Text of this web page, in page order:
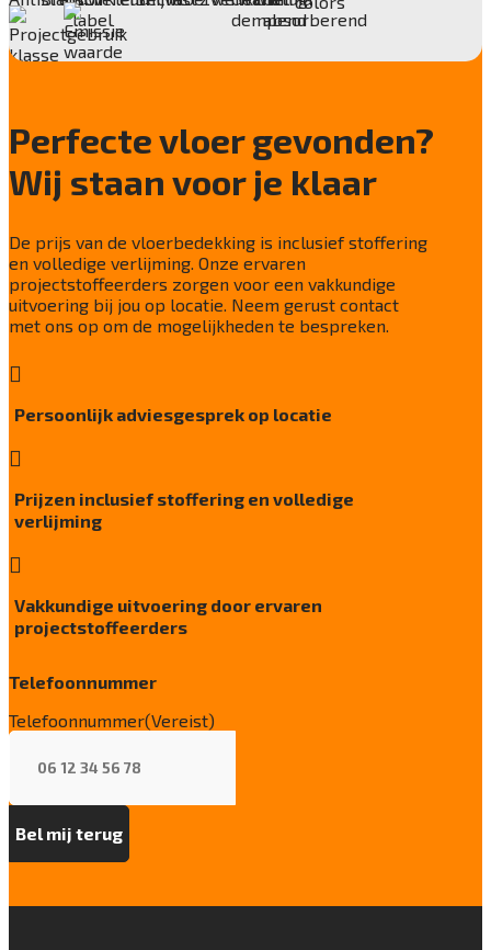
Deling
1/10"
Totaal gwicht
4000 gr/m2
5-6/8
Slijtvastheid NF EN 1307
klasse 33 LC 1+ Rolstoel A
Thermische weerstand
25 dB
Kwaliteitslabel GUT
sterk
Project gebruik
Perfecte vloer gevonden?
Wij staan voor je klaar
De prijs van de vloerbedekking is inclusief stoffering
en volledige verlijming. Onze ervaren
projectstoffeerders zorgen voor een vakkundige
uitvoering bij jou op locatie. Neem gerust contact
met ons op om de mogelijkheden te bespreken.

Persoonlijk adviesgesprek op locatie

Prijzen inclusief stoffering en volledige
verlijming

Vakkundige uitvoering door ervaren
projectstoffeerders
Telefoonnummer
Telefoonnummer(Vereist)